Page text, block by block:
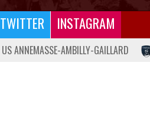
TWITTER INSTAGRAM
US ANNEMASSE-AMBILLY-GAILLARD